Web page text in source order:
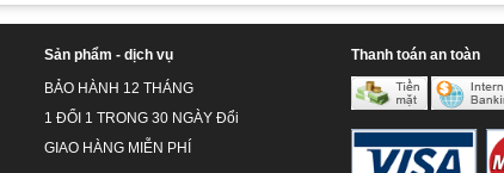
xem tuyệt vời
13.3 inch cung cấp màu sắc hơn 48% so với thế hệ trước cho
Sản phẩm - dịch vụ
BẢO HÀNH 12 THÁNG
1 ĐỔI 1 TRONG 30 NGÀY Đổi
GIAO HÀNG MIỄN PHÍ
Thanh toán an toàn